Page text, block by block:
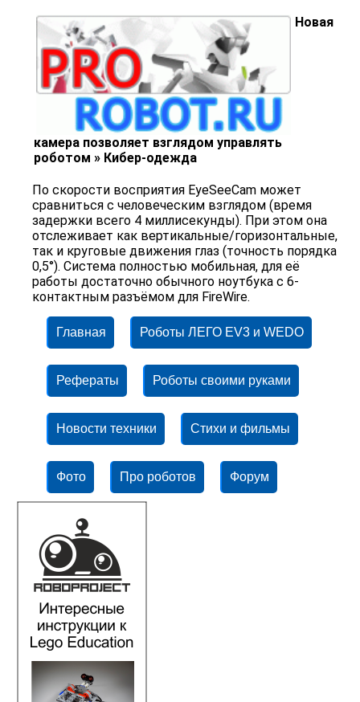
Новая
камера позволяет взглядом управлять
роботом » Кибер-одежда
По скорости восприятия EyeSeeCam может
сравниться с человеческим взглядом (время
задержки всего 4 миллисекунды). При этом она
отслеживает как вертикальные/горизонтальные,
так и круговые движения глаз (точность порядка
0,5°). Система полностью мобильная, для её
работы достаточно обычного ноутбука с 6-
контактным разъёмом для FireWire.
Главная Роботы ЛЕГО EV3 и WEDO
Рефераты Роботы своими руками
Новости техники Стихи и фильмы
Фото Про роботов Форум